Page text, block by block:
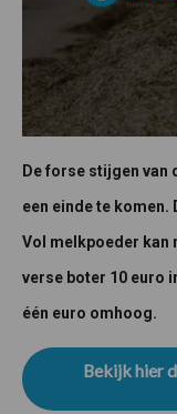
De forse stijgen van
een einde te
Vol melkpoeder kan
verse boter 10 euro
één euro omhoog.
Bekijk hier